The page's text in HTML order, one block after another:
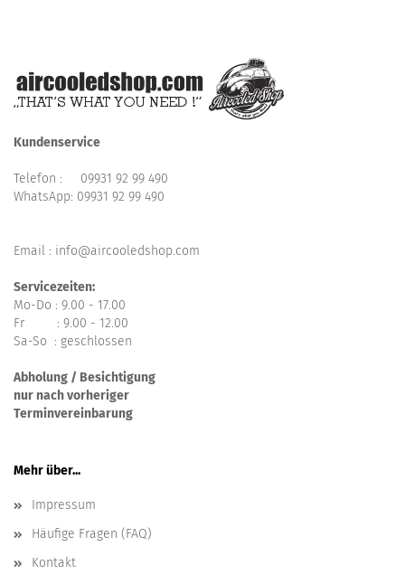
Kundenservice
Telefon : 09931 92 99 490
WhatsApp: 09931 92 99 490
Email : info@aircooledshop.com
Servicezeiten:
Mo-Do : 9.00 - 17.00
Fr : 9.00 - 12.00
Sa-So : geschlossen
Abholung / Besichtigung
nur nach vorheriger
Terminvereinbarung
Mehr über...
Impressum
Häufige Fragen (FAQ)
Kontakt